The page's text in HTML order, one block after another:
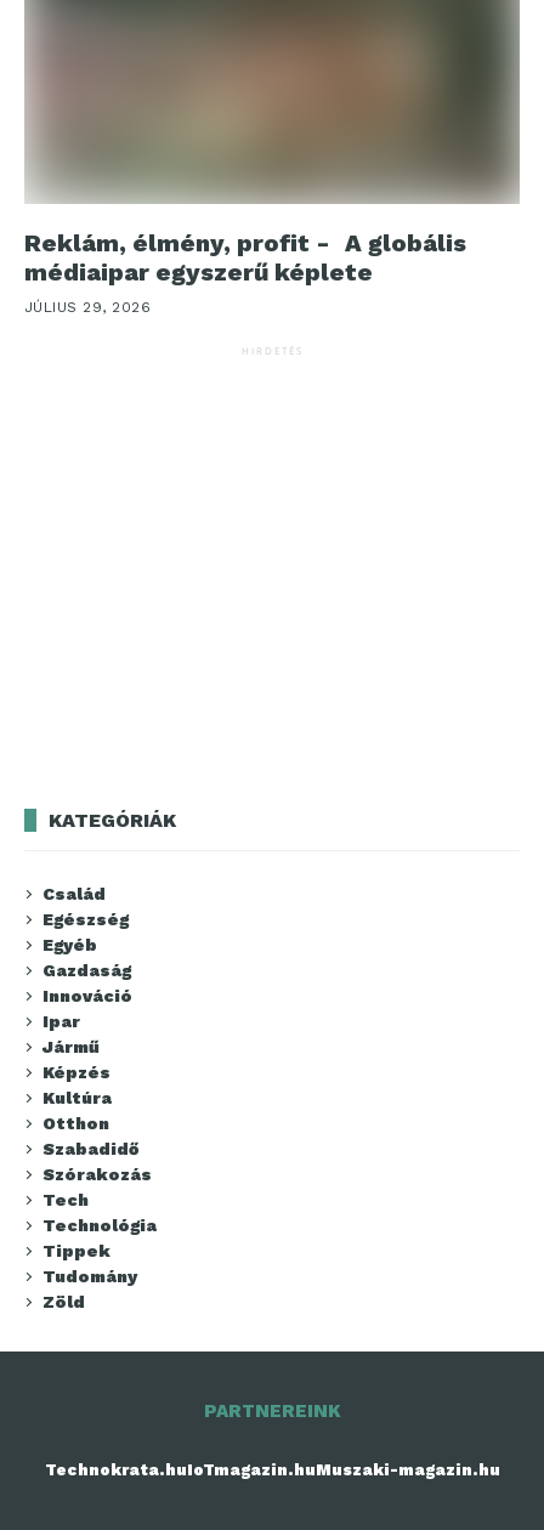
Reklám, élmény, profit - A globális
médiaipar egyszerű képlete
JÚLIUS 29, 2026
HIRDETÉS
KATEGÓRIÁK
Család
Egészség
Egyéb
Gazdaság
Innováció
Ipar
Jármű
Képzés
Kultúra
Otthon
Szabadidő
Szórakozás
Tech
Technológia
Tippek
Tudomány
Zöld
PARTNEREINK
Technokrata.huIoTmagazin.huMuszaki-magazin.hu